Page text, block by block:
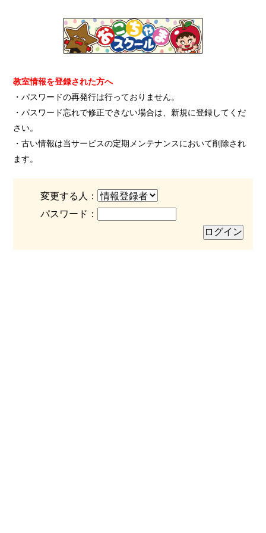
教室情報を登録された方へ
・パスワードの再発行は行っておりません。
・パスワード忘れで修正できない場合は、新規に登録してくだ
さい。
・古い情報は当サービスの定期メンテナンスにおいて削除され
ます。
変更する人：
パスワード：